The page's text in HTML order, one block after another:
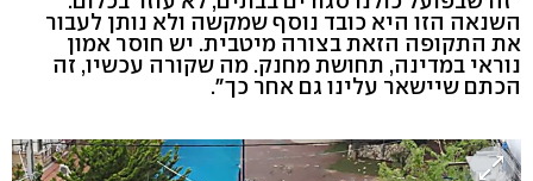
השנאה הזו היא כובד נוסף שמקשה ולא נותן לעבור
את התקופה הזאת בצורה מיטבית. יש חוסר אמון
נוראי במדינה, תחושת מחנק. מה שקורה עכשיו, זה
הכתם שיישאר עלינו גם אחר כך".